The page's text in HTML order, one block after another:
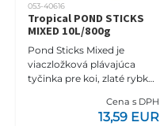
053-40616
Tropical POND STICKS
MIXED 10L/800g
Pond Sticks Mixed je
viaczložková plávajúca
tyčinka pre koi, zlaté rybky
ryby chované v záhradných
jazierkach a rybníkoch. Sta
Cena s DPH
13,59 EUR